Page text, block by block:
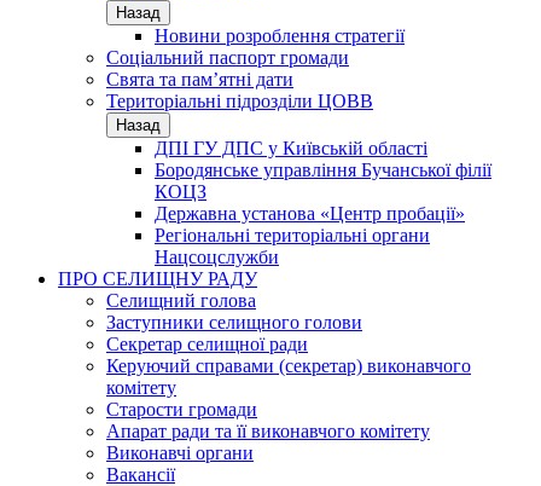
Назад
Новини розроблення стратегії
Соціальний паспорт громади
Свята та пам’ятні дати
Територіальні підрозділи ЦОВВ
Назад
ДПІ ГУ ДПС у Київській області
Бородянське управління Бучанської філії
КОЦЗ
Державна установа «Центр пробації»
Регіональні територіальні органи
Нацсоцслужби
ПРО СЕЛИЩНУ РАДУ
Селищний голова
Заступники селищного голови
Секретар селищної ради
Керуючий справами (секретар) виконавчого
комітету
Старости громади
Апарат ради та її виконавчого комітету
Виконавчі органи
Вакансії